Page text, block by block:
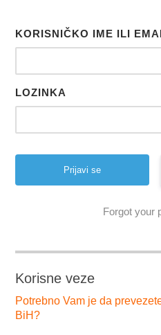
KORISNIČKO IME ILI
LOZINKA
Forgot your
Korisne veze
Potrebno Vam je da
BiH?